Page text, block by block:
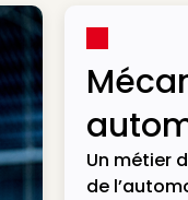
Un métier
de